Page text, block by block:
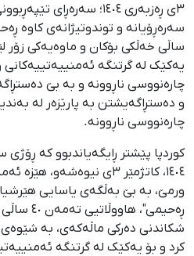
ساڵی خەڵکی بۆکان و ماوەیەکی زۆر
یەکێک لە گرتنگە ئەمنییەتییەکانی
چارەنووسی ناڕوونە و بە بێ
و دەستڕاگەیشتن بە پارێزەر لە
چارەنووسی ناڕوونە.
١٤٠٤، کاتژمێر ٣ی نیوەشەو،
ورمێ، بە بێ بەڵگەی یاسایی
ڕەحیمی"،
شکاندنی دەرکی ماڵەکەی، بە
کرد و بۆ یەکێک لە گرتنگە